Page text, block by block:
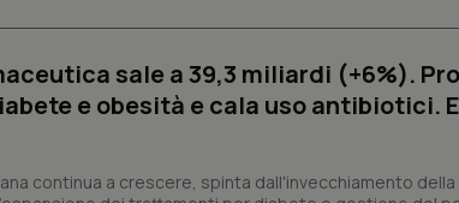
sale a 39,3 miliardi (+6%).
e obesità e cala uso antibiotici.
continua a crescere, spinta dall'invecchiamento
Necessari Statistici Marketing
contribuiscono a rendere fruibile il sito web abilitandone
aree protette del sito. Il sito web non è in grado di funzionare
Fornitore / Dominio Scadenza